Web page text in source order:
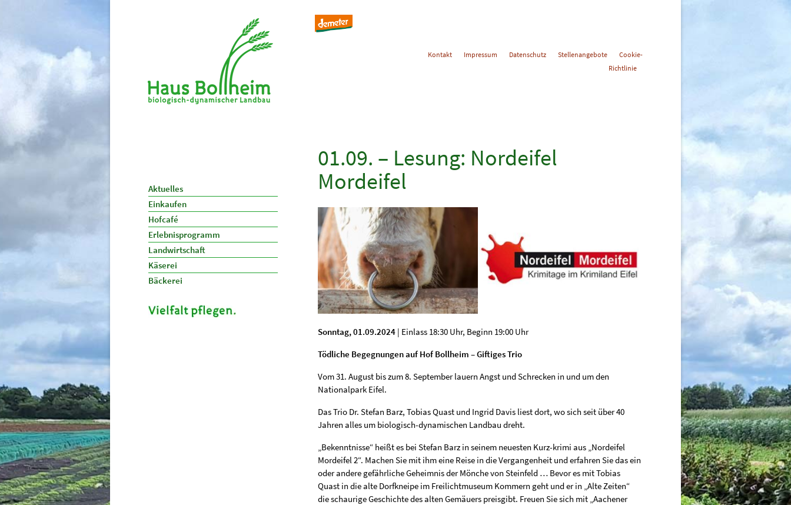
Kontakt Impressum Datenschutz Stellenangebote
Cookie-
Richtlinie
01.09. – Lesung: Nordeifel
Mordeifel
Sonntag, 01.09.2024 | Einlass 18:30 Uhr, Beginn 19:00 Uhr
Tödliche Begegnungen auf Hof Bollheim – Giftiges Trio
Vom 31. August bis zum 8. September lauern Angst und Schrecken in und um den
Nationalpark Eifel.
Das Trio Dr. Stefan Barz, Tobias Quast und Ingrid Davis liest dort, wo sich seit über 40
Jahren alles um biologisch-dynamischen Landbau dreht.
„Bekenntnisse“ heißt es bei Stefan Barz in seinem neuesten Kurz-krimi aus „Nordeifel
Mordeifel 2“. Machen Sie mit ihm eine Reise in die Vergangenheit und erfahren Sie das ein
oder andere gefährliche Geheimnis der Mönche von Steinfeld … Bevor es mit Tobias
Quast in die alte Dorfkneipe im Freilichtmuseum Kommern geht und er in „Alte Zeiten“
die schaurige Geschichte des alten Gemäuers preisgibt. Freuen Sie sich mit „Aachener
Aktuelles
Einkaufen
Hofcafé
Erlebnisprogramm
Landwirtschaft
Käserei
Bäckerei